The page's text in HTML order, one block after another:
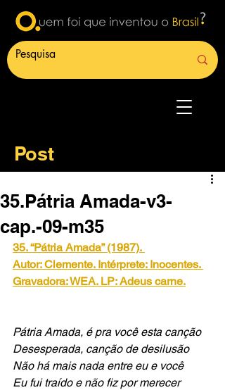
Post
35.Pátria Amada-v3-
cap.-09-m35
35. “Pátria Amada” (1987).
Autor: Clemente. Intérprete: Inocentes.
Gravadora: WEA. LP: Adeus carne.
Pátria Amada, é pra você esta canção
Desesperada, canção de desilusão
Não há mais nada entre eu e você
Eu fui traído e não fiz por merecer